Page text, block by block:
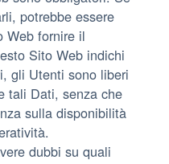
potrebbe essere
Web fornire il
Sito Web indichi
gli Utenti sono liberi
tali Dati, senza che
sulla disponibilità
dubbi su quali